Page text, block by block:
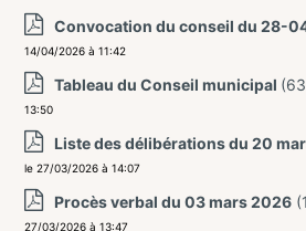
Convocation du conseil du 28-
14/04/2026 à 11:42
Tableau du Conseil municipal
13:50
Liste des délibérations du 20
le 27/03/2026 à 14:07
Procès verbal du 03 mars 2026
27/03/2026 à 13:47